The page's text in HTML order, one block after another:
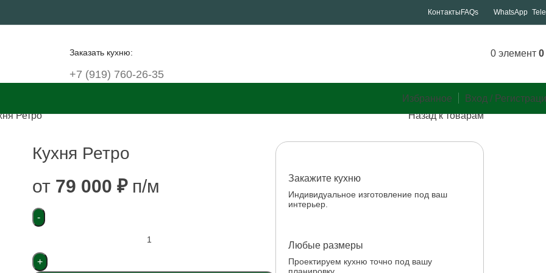
Контакты FAQs WhatsApp
Заказать кухню:
+7 (919) 760-26-35
0 элемент 0
Избранное
Вход /
Ретро Назад к товарам
Кухня Ретро
от 79 000 ₽п/м Закажите кухню
Индивидуальное изготовление под ваш
интерьер.
Любые размеры
Проектируем кухню точно под вашу